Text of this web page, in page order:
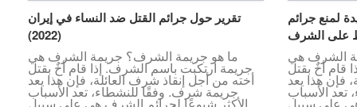
تقرير حول جرائم القتل ضد النساء في إيران
(2022)
ما هو جريمة الشرف؟ جريمة الشرف هي
جريمة ارتكبت باسم الشرف. إذا قام أخٌ بقتل
أخته من أجل إنقاذ شرف العائلة، فإن هذا يعد
جريمة شرف. وفقًا للنشطاء، تعد الأسباب
لمنع جرائم
على الشرف
الشرف هي
قام أخٌ بقتل
فإن هذا يعد
الأسباب